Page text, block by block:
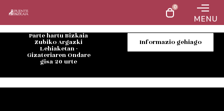
0
MENU
Parte hartu Bizkaia
Zubiko Argazki
Lehiaketan -
Gizateriaren Ondare
gisa 20 urte
Informazio gehiago